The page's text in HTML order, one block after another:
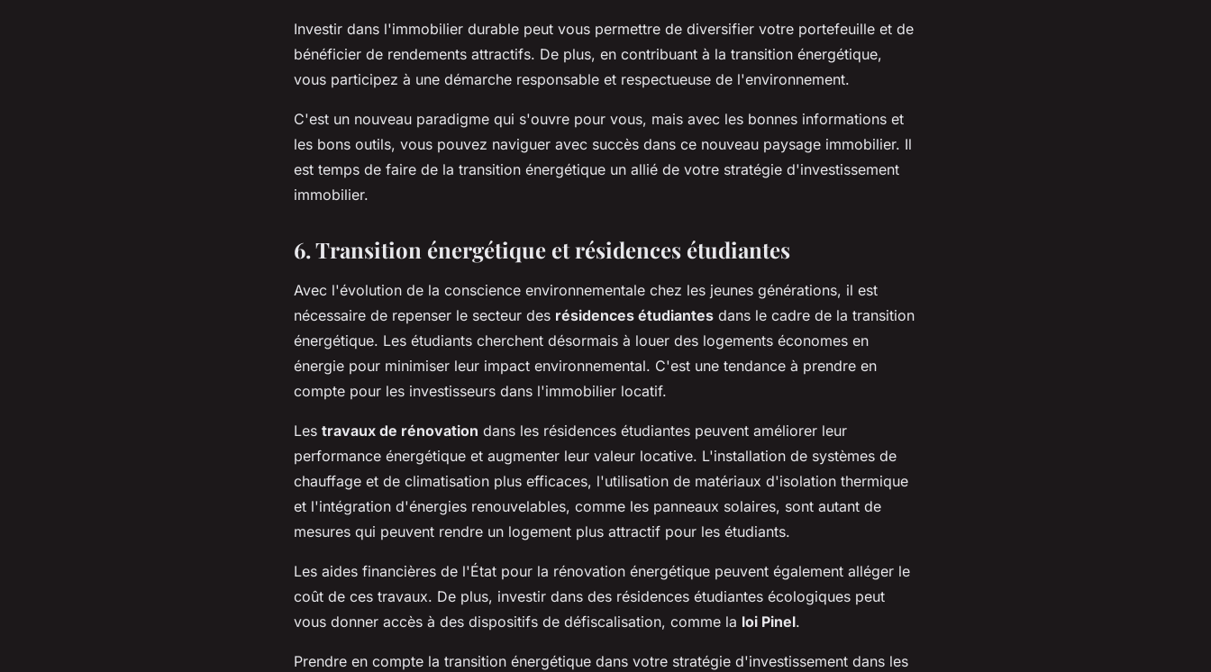
Investir dans l'immobilier durable peut vous permettre de diversifier votre portefeuille et de
bénéficier de rendements attractifs. De plus, en contribuant à la transition énergétique,
vous participez à une démarche responsable et respectueuse de l'environnement.
C'est un nouveau paradigme qui s'ouvre pour vous, mais avec les bonnes informations et
les bons outils, vous pouvez naviguer avec succès dans ce nouveau paysage immobilier. Il
est temps de faire de la transition énergétique un allié de votre stratégie d'investissement
immobilier.
6. Transition énergétique et résidences étudiantes
Avec l'évolution de la conscience environnementale chez les jeunes générations, il est
nécessaire de repenser le secteur des résidences étudiantes dans le cadre de la transition
énergétique. Les étudiants cherchent désormais à louer des logements économes en
énergie pour minimiser leur impact environnemental. C'est une tendance à prendre en
compte pour les investisseurs dans l'immobilier locatif.
Les travaux de rénovation dans les résidences étudiantes peuvent améliorer leur
performance énergétique et augmenter leur valeur locative. L'installation de systèmes de
chauffage et de climatisation plus efficaces, l'utilisation de matériaux d'isolation thermique
et l'intégration d'énergies renouvelables, comme les panneaux solaires, sont autant de
mesures qui peuvent rendre un logement plus attractif pour les étudiants.
Les aides financières de l'État pour la rénovation énergétique peuvent également alléger le
coût de ces travaux. De plus, investir dans des résidences étudiantes écologiques peut
vous donner accès à des dispositifs de défiscalisation, comme la loi Pinel.
Prendre en compte la transition énergétique dans votre stratégie d'investissement dans les